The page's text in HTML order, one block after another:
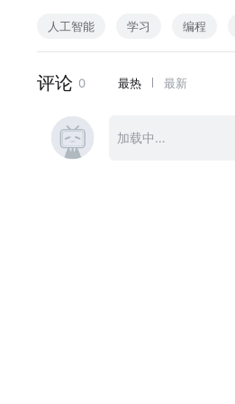
Codex Go / Hermes Persistent
它和 rough loop 的区别
什么任务适合用 Go
为什么 “definition of done” 比
Goal Buddy 这类工具怎么帮你准
人工智能 学习 编程